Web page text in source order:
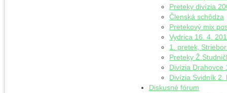
Preteky divízia
Členská schôdza
Pretekový mix
Vydrica 16. 4.
1. pretek‚
Preteky
Divízia Drahovce
Divízia Svidník 2.
Diskusné fórum